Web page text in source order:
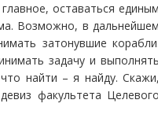
оставаться
Возможно, в
затонувшие
задачу и
найти – я найду.
факультета